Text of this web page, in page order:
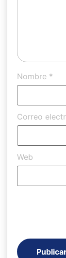
Nombre *
Correo
Web